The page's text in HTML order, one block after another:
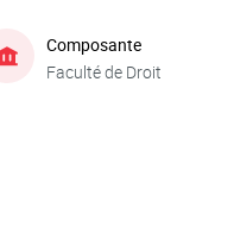
Composante
Faculté de Droit